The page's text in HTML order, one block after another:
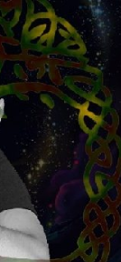
critiques